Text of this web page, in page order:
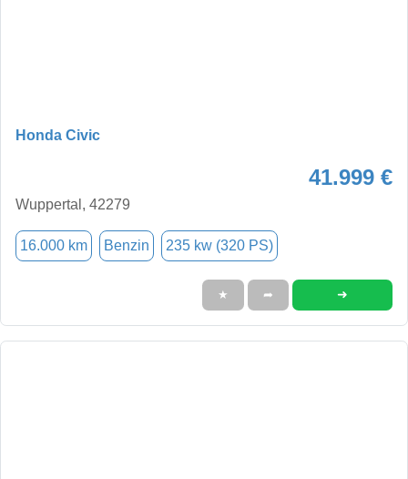
Honda Civic
41.999 €
Wuppertal, 42279
16.000 km Benzin 235 kw (320 PS)
★ ➦ ➜